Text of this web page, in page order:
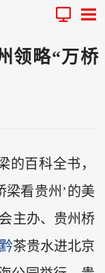
领略“万桥
的百科全书，
梁看贵州’的美
主办、贵州桥
黔茶贵水进北京